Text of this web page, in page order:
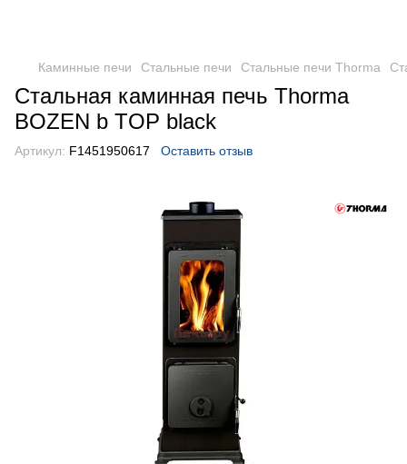
Каминные печи Стальные печи Стальные печи Thorma
Стальная каминная печь Thorma
BOZEN b TOP black
Артикул: F1451950617 Оставить отзыв